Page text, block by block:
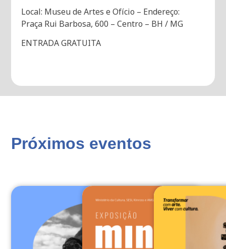
Local: Museu de Artes e Ofício – Endereço:
Praça Rui Barbosa, 600 – Centro – BH / MG
ENTRADA GRATUITA
Próximos eventos